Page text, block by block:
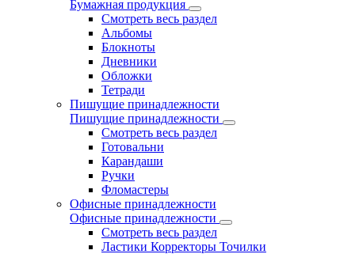
Бумажная продукция
Смотреть весь раздел
Альбомы
Блокноты
Дневники
Обложки
Тетради
Пишущие принадлежности
Пишущие принадлежности
Смотреть весь раздел
Готовальни
Карандаши
Ручки
Фломастеры
Офисные принадлежности
Офисные принадлежности
Смотреть весь раздел
Ластики Корректоры Точилки